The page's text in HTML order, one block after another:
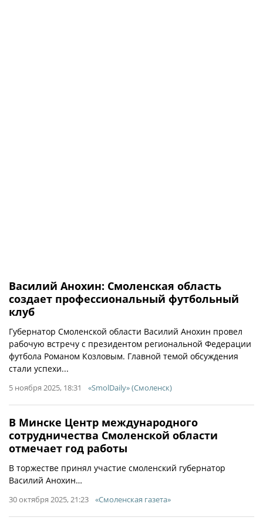
Василий Анохин: Смоленская область
создает профессиональный футбольный
клуб
Губернатор Смоленской области Василий Анохин провел
рабочую встречу с президентом региональной Федерации
футбола Романом Козловым. Главной темой обсуждения
стали успехи...
5 ноября 2025, 18:31 «SmolDaily» (Смоленск)
В Минске Центр международного
сотрудничества Смоленской области
отмечает год работы
В торжестве принял участие смоленский губернатор
Василий Анохин…
30 октября 2025, 21:23 «Смоленская газета»